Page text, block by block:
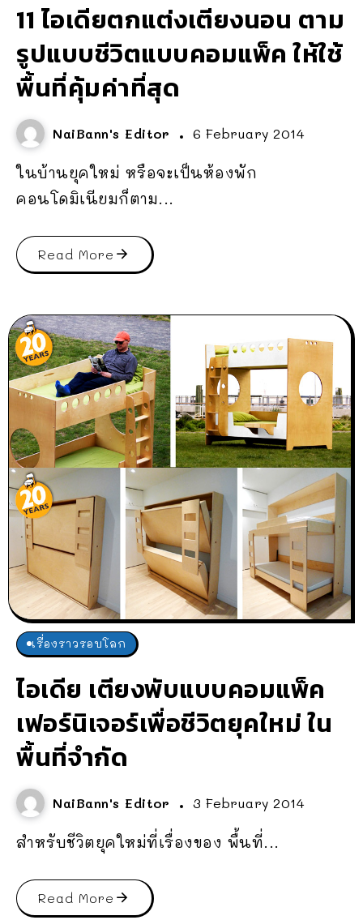
11 ไอเดียตกแต่งเตียงนอน ตาม
รูปแบบชีวิตแบบคอมแพ็ค ให้ใช้
พื้นที่คุ้มค่าที่สุด
NaiBann's Editor 6 February 2014
ในบ้านยุคใหม่ หรือจะเป็นห้องพัก
คอนโดมิเนียมก็ตาม...
Read More
เรื่องราวรอบโลก
ไอเดีย เตียงพับแบบคอมแพ็ค
เฟอร์นิเจอร์เพื่อชีวิตยุคใหม่ ใน
พื้นที่จำกัด
NaiBann's Editor 3 February 2014
สำหรับชีวิตยุคใหม่ที่เรื่องของ พื้นที่...
Read More